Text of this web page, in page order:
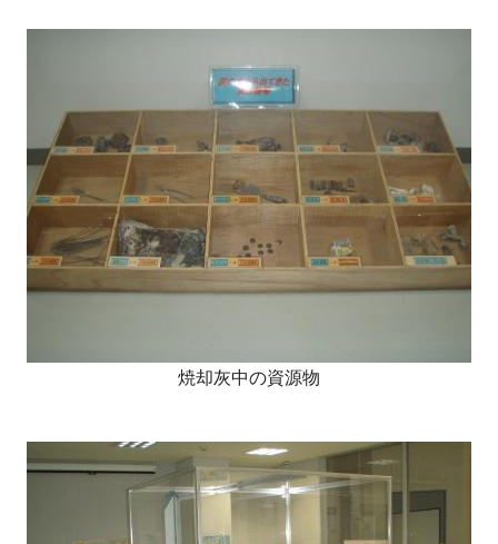
焼却灰中の資源物